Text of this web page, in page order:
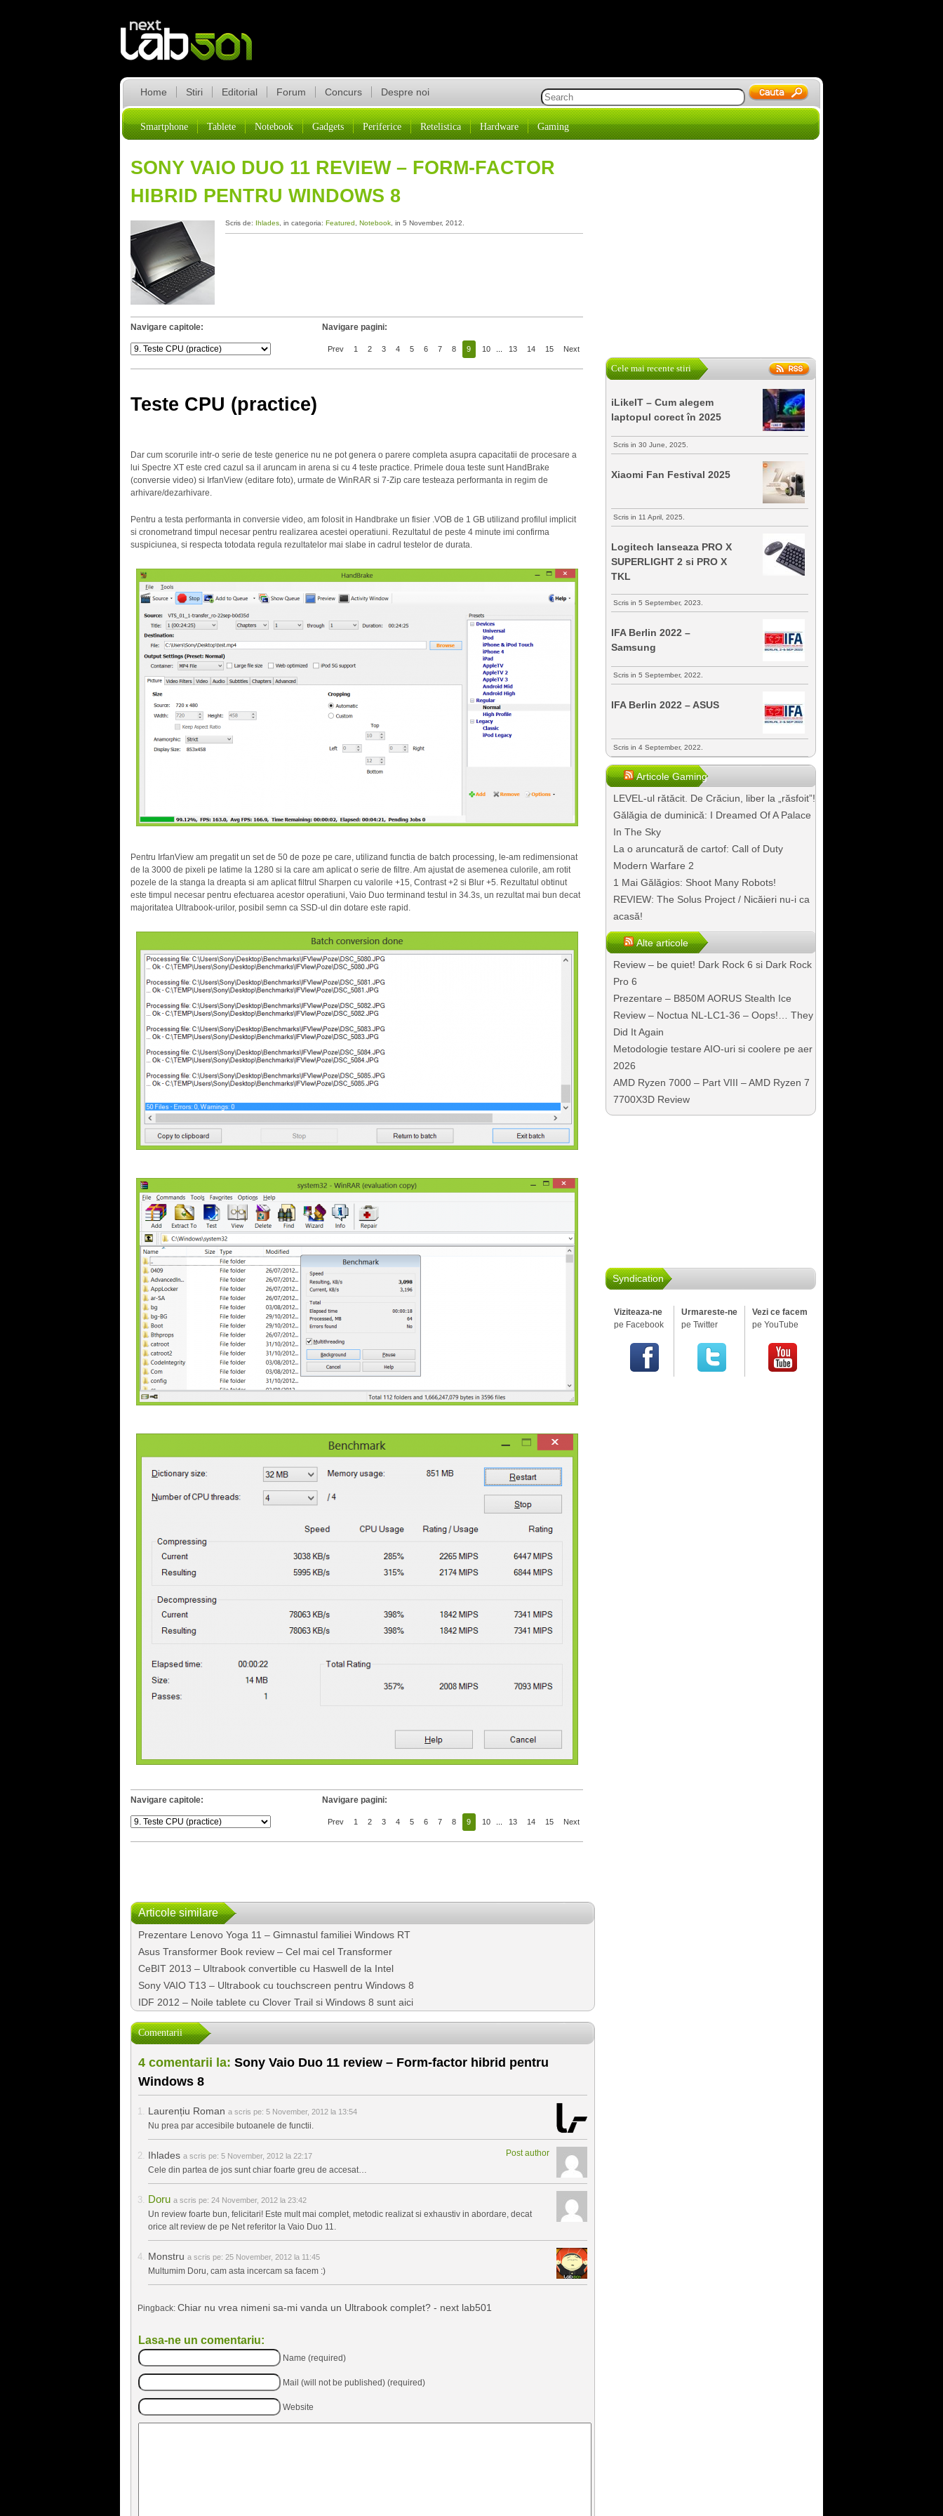
Home Stiri Editorial Forum Concurs Despre noi
Smartphone Tablete Notebook Gadgets Periferice Retelistica Hardware Gaming
SONY VAIO DUO 11 REVIEW – FORM-FACTOR
HIBRID PENTRU WINDOWS 8
Scris de: Ihlades , in categoria: Featured Notebook , in 5 November, 2012.
Navigare capitole: Navigare pagini:
Prev 1 2 3 4 5 6 7 8 9 10 13 14 15 Next
Teste CPU (practice)
Dar cum scorurile intr-o serie de teste generice nu ne pot genera o parere completa asupra capacitatii de procesare a
lui Spectre XT este cred cazul sa il aruncam in arena si cu 4 teste practice. Primele doua teste sunt HandBrake
(conversie video) si IrfanView (editare foto), urmate de WinRAR si 7-Zip care testeaza performanta in regim de
arhivare/dezarhivare.
Pentru a testa performanta in conversie video, am folosit in Handbrake un fisier .VOB de 1 GB utilizand profilul implicit
si cronometrand timpul necesar pentru realizarea acestei operatiuni. Rezultatul de peste 4 minute imi confirma
suspiciunea, si respecta totodata regula rezultatelor mai slabe in cadrul testelor de durata.
Pentru IrfanView am pregatit un set de 50 de poze pe care, utilizand functia de batch processing, le-am redimensionat
de la 3000 de pixeli pe latime la 1280 si la care am aplicat o serie de filtre. Am ajustat de asemenea culorile, am rotit
pozele de la stanga la dreapta si am aplicat filtrul Sharpen cu valorile +15, Contrast +2 si Blur +5. Rezultatul obtinut
este timpul necesar pentru efectuarea acestor operatiuni, Vaio Duo terminand testul in 34.3s, un rezultat mai bun decat
majoritatea Ultrabook-urilor, posibil semn ca SSD-ul din dotare este rapid.
Navigare capitole: Navigare pagini:
Prev 1 2 3 4 5 6 7 8 9 10 13 14 15 Next
Articole similare
Prezentare Lenovo Yoga 11 – Gimnastul familiei Windows RT
Asus Transformer Book review – Cel mai cel Transformer
CeBIT 2013 – Ultrabook convertible cu Haswell de la Intel
Sony VAIO T13 – Ultrabook cu touchscreen pentru Windows 8
IDF 2012 – Noile tablete cu Clover Trail si Windows 8 sunt aici
Comentarii
4 comentarii la: Sony Vaio Duo 11 review – Form-factor hibrid pentru
Windows 8
Laurențiu Roman a scris pe: 5 November, 2012 la 13:54
Nu prea par accesibile butoanele de functii.
Ihlades Post author
a scris pe: 5 November, 2012 la 22:17
Cele din partea de jos sunt chiar foarte greu de accesat…
Doru a scris pe: 24 November, 2012 la 23:42
Un review foarte bun, felicitari! Este mult mai complet, metodic realizat si exhaustiv in abordare, decat
orice alt review de pe Net referitor la Vaio Duo 11.
Monstru a scris pe: 25 November, 2012 la 11:45
Multumim Doru, cam asta incercam sa facem :)
Pingback: Chiar nu vrea nimeni sa-mi vanda un Ultrabook complet? - next lab501
Lasa-ne un comentariu:
Name (required)
Mail (will not be published) (required)
Website
Cele mai recente stiri
iLikeIT – Cum alegem
laptopul corect în 2025
Scris in 30 June, 2025.
Xiaomi Fan Festival 2025
Scris in 11 April, 2025.
Logitech lanseaza PRO X
SUPERLIGHT 2 si PRO X
TKL
Scris in 5 September, 2023.
IFA Berlin 2022 –
Samsung
Scris in 5 September, 2022.
IFA Berlin 2022 – ASUS
Scris in 4 September, 2022.
Articole Gaming
LEVEL-ul rătăcit. De Crăciun, liber la „răsfoit”!
Gălăgia de duminică: I Dreamed Of A Palace
In The Sky
La o aruncatură de cartof: Call of Duty
Modern Warfare 2
1 Mai Gălăgios: Shoot Many Robots!
REVIEW: The Solus Project / Nicăieri nu-i ca
acasă!
Alte articole
Review – be quiet! Dark Rock 6 si Dark Rock
Pro 6
Prezentare – B850M AORUS Stealth Ice
Review – Noctua NL-LC1-36 – Oops!… They
Did It Again
Metodologie testare AIO-uri si coolere pe aer
2026
AMD Ryzen 7000 – Part VIII – AMD Ryzen 7
7700X3D Review
Syndication
Viziteaza-ne
pe Facebook
Urmareste-ne
pe Twitter
Vezi ce facem
pe YouTube